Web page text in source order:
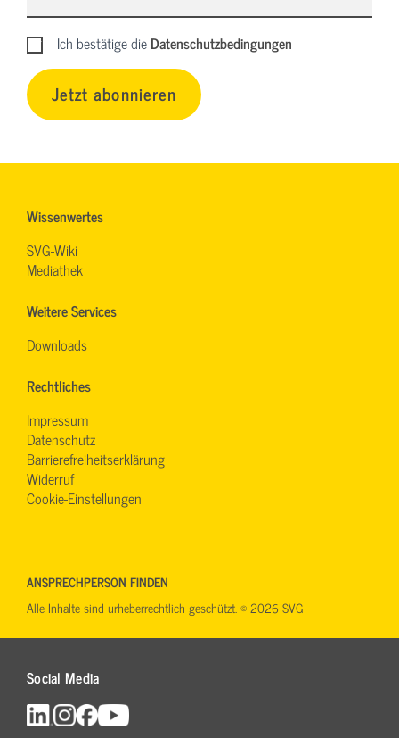
Ich bestätige dieDatenschutzbedingungen
Jetzt abonnieren
Wissenwertes
SVG-Wiki
Mediathek
Weitere Services
Downloads
Rechtliches
Impressum
Datenschutz
Barrierefreiheitserklärung
Widerruf
Cookie-Einstellungen
Social Media
ANSPRECHPERSON FINDEN
Alle Inhalte sind urheberrechtlich geschützt. © 2026 SVG